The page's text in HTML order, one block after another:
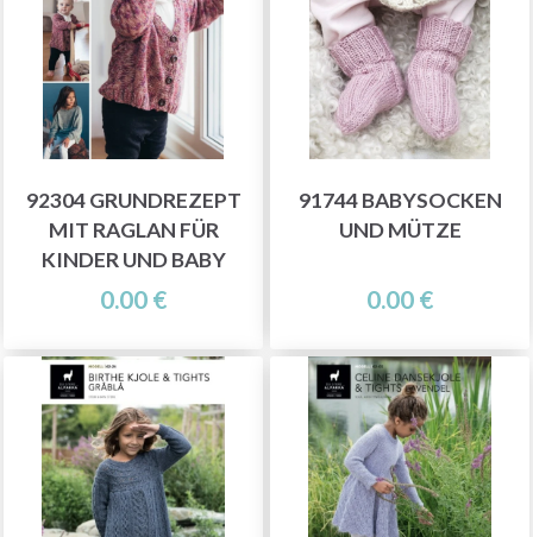
92304 GRUNDREZEPT
MIT RAGLAN FÜR
KINDER UND BABY
0.00 €
91744 BABYSOCKEN
UND MÜTZE
0.00 €